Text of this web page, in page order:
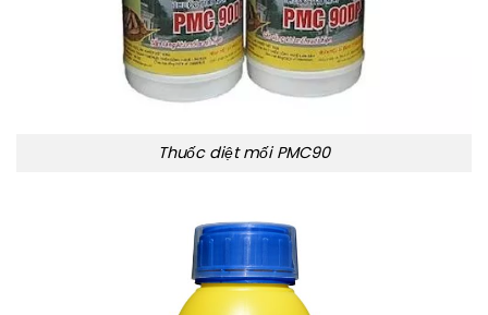
Thuốc diệt mối PMC90